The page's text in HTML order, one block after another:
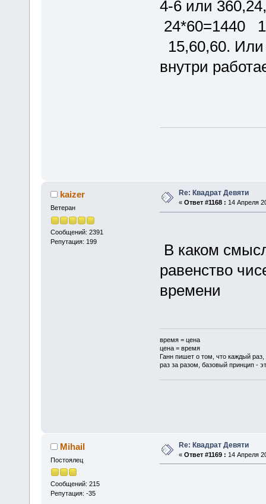
4-6 или
24*60=1440
15,60,60.
внутри
kaizer
Ветеран
Сообщений: 2391
Репутация: 199
Re: Квадрат Девяти
« Ответ #1168 : 14 Апреля
В каком
равенство
времени
время = цена
цена = время
Ганн пишет о том, что каждый
раз за разом, базовый принцип -
Mihail
Постоялец
Сообщений: 215
Репутация: -35
Re: Квадрат Девяти
« Ответ #1169 : 14 Апреля